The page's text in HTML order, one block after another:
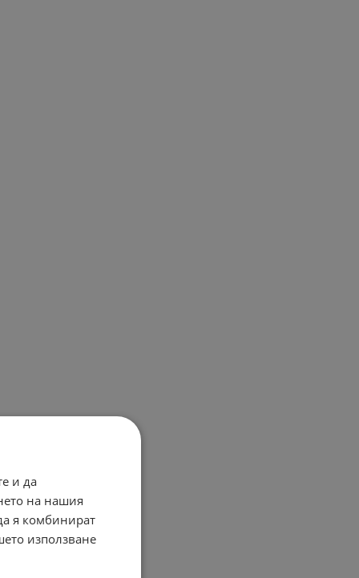
и да
на нашия
я комбинират
използване